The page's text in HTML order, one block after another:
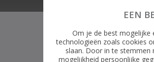
EEN
Om je de best mogelijke
technologieën zoals cookies
slaan. Door in te stemmen
mogelijkheid persoonlijke